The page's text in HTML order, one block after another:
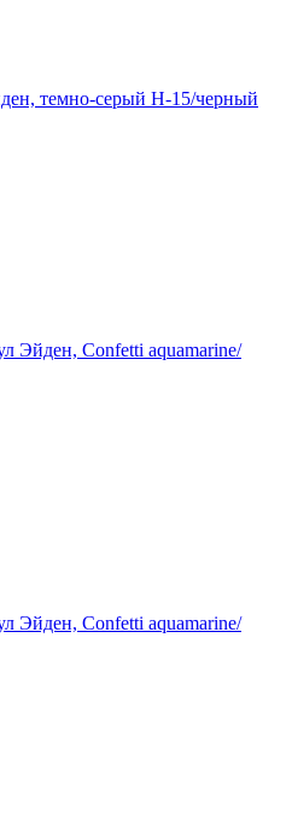
темно-серый H-15/черный
Эйден, Confetti aquamarine/
Эйден, Confetti aquamarine/